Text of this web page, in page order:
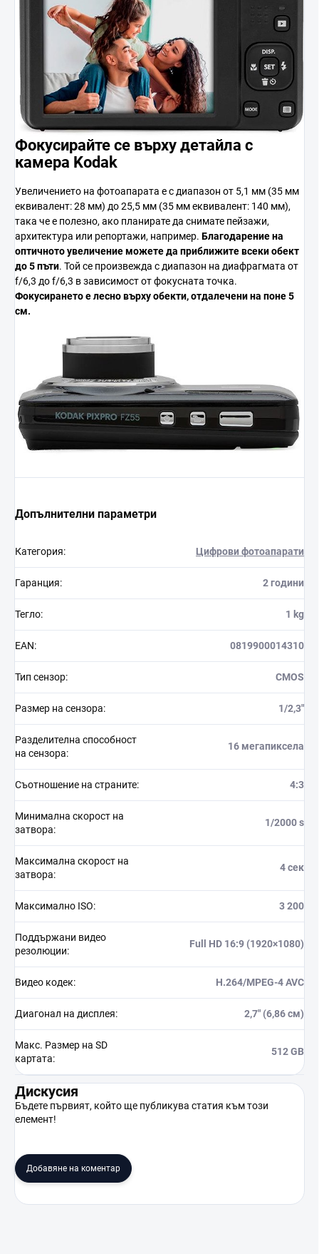
Фокусирайте се върху детайла с
камера Kodak
Увеличението на фотоапарата е с диапазон от 5,1 мм (35 мм
еквивалент: 28 мм) до 25,5 мм (35 мм еквивалент: 140 мм),
така че е полезно, ако планирате да снимате пейзажи,
архитектура или репортажи, например. Благодарение на
оптичното увеличениеможете да приближитевсеки обект
до5 пъти. Той се произвежда с диапазон на диафрагмата от
f/6,3 до f/6,3 в зависимост от фокусната точка.
Фокусирането е лесно върхуобекти, отдалечени на поне5
см.
Допълнителни параметри
Категория: Цифрови фотоапарати
Гаранция: 2 години
Тегло: 1 kg
EAN: 0819900014310
Тип сензор: CMOS
Размер на сензора: 1/2,3"
Разделителна способност
на сензора:
16 мегапиксела
Съотношение на страните: 4:3
Минимална скорост на
затвора:
1/2000 s
Максимална скорост на
затвора:
4 сек
Максимално ISO: 3 200
Поддържани видео
резолюции:
Full HD 16:9 (1920×1080)
Видео кодек: H.264/MPEG-4 AVC
Диагонал на дисплея: 2,7" (6,86 см)
Макс. Размер на SD
картата:
512 GB
Дискусия
Бъдете първият, който ще публикува статия към този
елемент!
Добавяне на коментар